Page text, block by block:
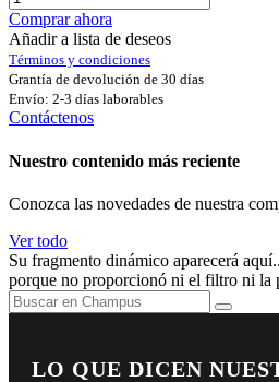
Comprar ahora
Añadir a lista de deseos
Términos y condiciones
Grantía de devolución de 30 días
Envío: 2-3 días laborables
Contáctenos
Nuestro contenido más reciente
Conozca las novedades de nuestra
Ver todo
Su fragmento dinámico aparecerá
porque no proporcionó ni el filtro ni la
LO QUE DICEN